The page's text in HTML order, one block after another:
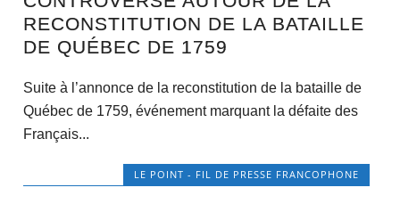
RECONSTITUTION DE LA BATAILLE
DE QUÉBEC DE 1759
Suite à l’annonce de la reconstitution de la bataille de
Québec de 1759, événement marquant la défaite des
Français...
LE POINT - FIL DE PRESSE FRANCOPHONE